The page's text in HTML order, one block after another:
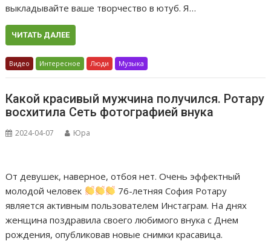
выкладывайте ваше творчество в ютуб. Я…
ЧИТАТЬ ДАЛЕЕ
Видео Интересное Люди Музыка
Какой красивый мужчина получился. Ротару
восхитила Сеть фотографией внука
2024-04-07 Юра
От девушек, наверное, отбоя нет. Очень эффектный
молодой человек
76-летняя София Ротару
является активным пользователем Инстаграм. На днях
женщина поздравила своего любимого внука с Днем
рождения, опубликовав новые снимки красавица.